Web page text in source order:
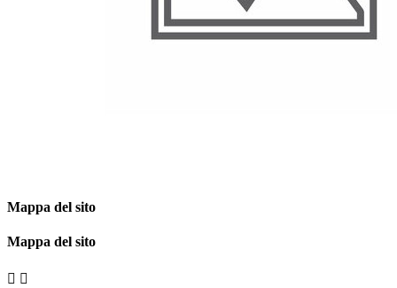
Mappa del sito
Mappa del sito
 